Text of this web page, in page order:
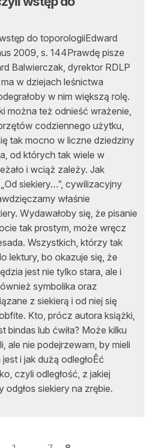
do toporologiiEdward
2009, s. 144Prawdę pisze
Balwierczak, dyrektor RDLP
w dziejach leśnictwa
w nim większą rolę.
można też odnieść wrażenie,
codziennego użytku,
tak mocno w liczne dziedziny
od których tak wiele w
i wciąż zależy. Jak
siekiery…”, cywilizacyjny
właśnie
Wydawałoby się, że pisanie
tak prostym, może wręcz
Wszystkich, którzy tak
lektury, bo okazuje się, że
jest nie tylko stara, ale i
symbolika oraz
z siekierą i od niej się
Kto, prócz autora książki,
bindas lub ćwiła? Może kilku
ale nie podejrzewam, by mieli
i jak dużą odległoÊć
czyli odległość, z jakiej
odgłos siekiery na zrębie.